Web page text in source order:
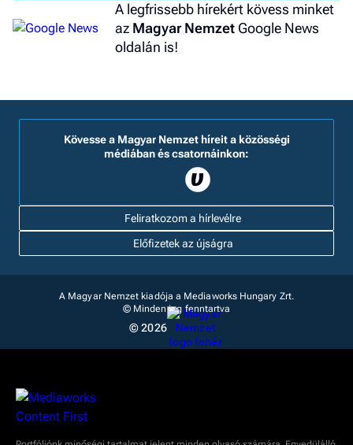
A legfrissebb hírekért kövess minket
az Magyar Nemzet Google News
oldalán is!
Feliratkozom a hírlevélre
Kövesse a Magyar Nemzet híreit a közösségi
médiában és csatornáinkon:
Előfizetek az újságra
A Magyar Nemzet kiadója a Mediaworks Hungary Zrt.
© Minden jog fenntartva
© 2026